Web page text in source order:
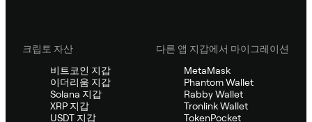
크립토 자산
비트코인 지갑
이더리움 지갑
Solana 지갑
XRP 지갑
USDT 지갑
다른 앱 지갑에서 마이그레이션
MetaMask
Phantom Wallet
Rabby Wallet
Tronlink Wallet
TokenPocket